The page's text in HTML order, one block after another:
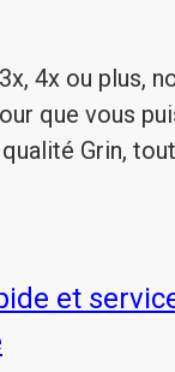
4x ou plus,
que vous
Grin,
et